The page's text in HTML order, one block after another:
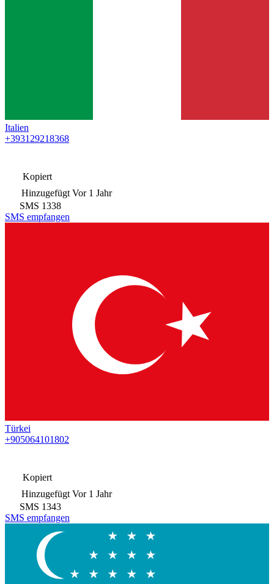
Italien
+393129218368
Kopiert
Hinzugefügt Vor 1 Jahr
SMS 1338
SMS empfangen
Türkei
+905064101802
Kopiert
Hinzugefügt Vor 1 Jahr
SMS 1343
SMS empfangen